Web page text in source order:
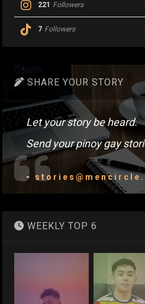
221 Followers
7 Followers
SHARE YOUR STORY
Let your story be heard.
Send your pinoy gay
-
WEEKLY TOP 6